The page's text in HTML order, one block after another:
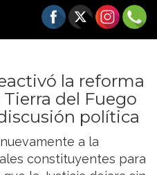
la reforma
del Fuego
política
a la
constituyentes para